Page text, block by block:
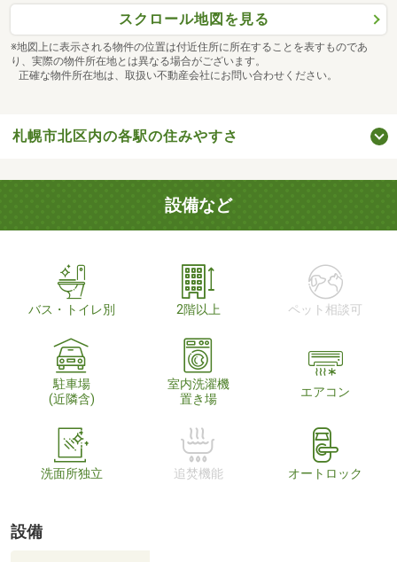
スクロール地図を見る
※地図上に表示される物件の位置は付近住所に所在することを表すものであ
り、実際の物件所在地とは異なる場合がございます。
正確な物件所在地は、取扱い不動産会社にお問い合わせください。
札幌市北区内の各駅の住みやすさ
設備など
バス・トイレ別 2階以上 ペット相談可
駐車場
(近隣含)
室内洗濯機
置き場
エアコン
洗面所独立 追焚機能 オートロック
設備